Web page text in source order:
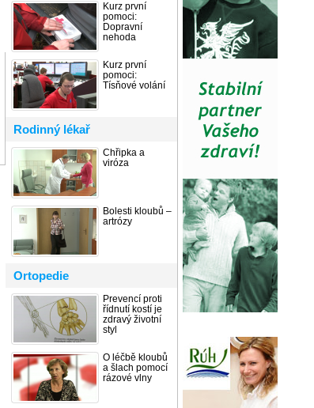
Kurz první
pomoci:
Dopravní
nehoda
Kurz první
pomoci:
Tísňové volání
Rodinný lékař
Chřipka a
viróza
Bolesti kloubů –
artrózy
Ortopedie
Prevencí proti
řídnutí kostí je
zdravý životní
styl
O léčbě kloubů
a šlach pomocí
rázové vlny